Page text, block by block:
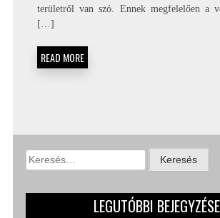
területről van szó. Ennek megfelelően a
[…]
READ MORE
Keresés:
LEGUTÓBBI